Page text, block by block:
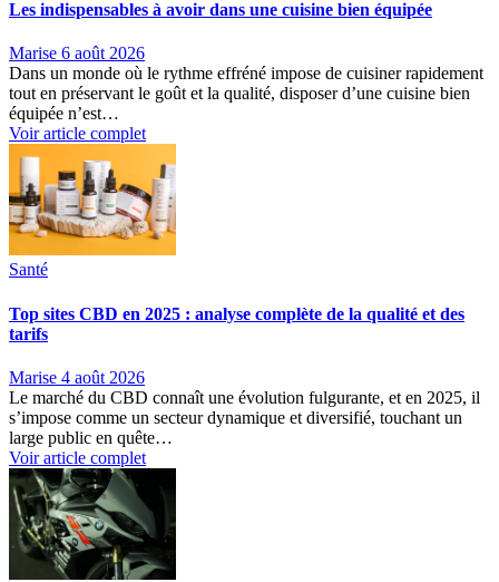
Les indispensables à avoir dans une cuisine bien équipée
Marise 6 août 2026
Dans un monde où le rythme effréné impose de cuisiner rapidement
tout en préservant le goût et la qualité, disposer d’une cuisine bien
équipée n’est…
Voir article complet
Santé
Top sites CBD en 2025 : analyse complète de la qualité et des
tarifs
Marise 4 août 2026
Le marché du CBD connaît une évolution fulgurante, et en 2025, il
s’impose comme un secteur dynamique et diversifié, touchant un
large public en quête…
Voir article complet